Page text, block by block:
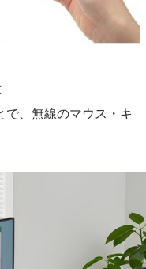
、無線のマウス・キ